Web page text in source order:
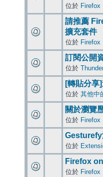
位於 Firefox
請推薦
擴充套件
位於 Firefox
訂閱公開
位於
[轉貼分享
位於 其他中
關於瀏覽
位於 Firefox
Gesturefy
位於
Firefox
位於 Firefox